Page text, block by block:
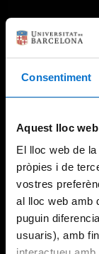
Consentiment
Aquest lloc
El lloc web de
pròpies i de
vostres
al lloc web amb
puguin
usuaris), amb